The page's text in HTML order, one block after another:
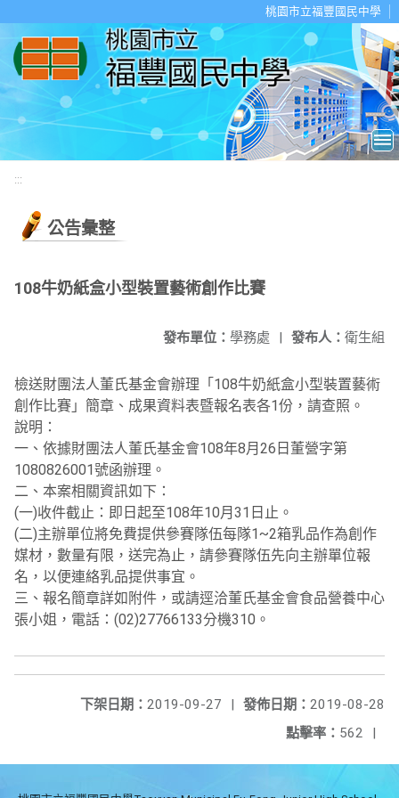
桃園市立福豐國民中學
:::
公告彙整
108牛奶紙盒小型裝置藝術創作比賽
發布人： 衛生組
發布單位： 學務處 |
檢送財團法人董氏基金會辦理「108牛奶紙盒小型裝置藝術
創作比賽」簡章、成果資料表暨報名表各1份，請查照。
說明：
一、依據財團法人董氏基金會108年8月26日董營字第
1080826001號函辦理。
二、本案相關資訊如下：
(一)收件截止：即日起至108年10月31日止。
(二)主辦單位將免費提供參賽隊伍每隊1~2箱乳品作為創作
媒材，數量有限，送完為止，請參賽隊伍先向主辦單位報
名，以便連絡乳品提供事宜。
三、報名簡章詳如附件，或請逕洽董氏基金會食品營養中心
張小姐，電話：(02)27766133分機310。
發佈日期： 2019-08-28
下架日期： 2019-09-27
|
點擊率： 562 |